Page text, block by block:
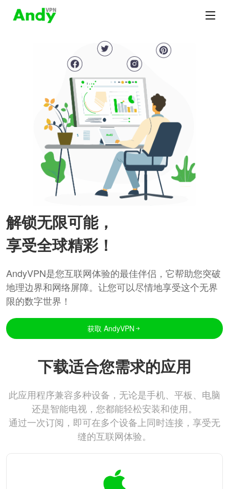
解锁无限可能，
享受全球精彩！
AndyVPN是您互联网体验的最佳伴侣，它帮助您突破
地理边界和网络屏障。让您可以尽情地享受这个无界
限的数字世界！
获取 AndyVPN
下载适合您需求的应用
此应用程序兼容多种设备，无论是手机、平板、电脑
还是智能电视，您都能轻松安装和使用。
通过一次订阅，即可在多个设备上同时连接，享受无
缝的互联网体验。